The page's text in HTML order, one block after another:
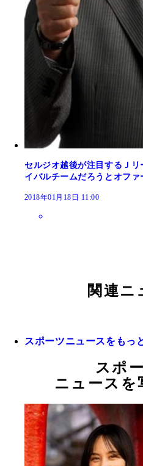
セルジオ越後が注目するＪ
イバルチームだろうとオファ
2018年01月18日 11:00
関連ニ
スポーツニュースをもっ
スポ
ニュースを